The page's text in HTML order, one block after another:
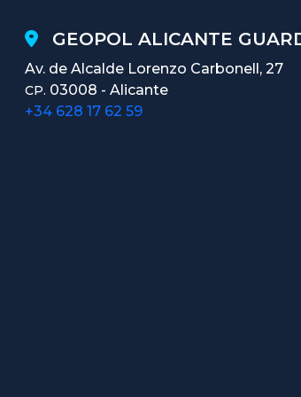
GEOPOL ALICANTE
Av. de Alcalde Lorenzo Carbonell, 27
CP. 03008 - Alicante
+34 628 17 62 59